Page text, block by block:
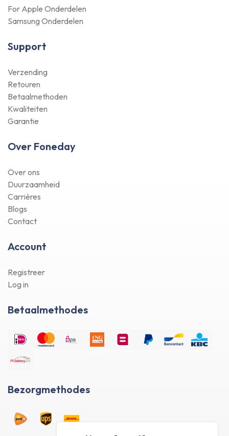
For Apple Onderdelen
Samsung Onderdelen
Support
Verzending
Retouren
Betaalmethoden
Kwaliteiten
Garantie
Over Foneday
Over ons
Duurzaamheid
Carrières
Blogs
Contact
Account
Registreer
Log in
Betaalmethodes
Bezorgmethodes